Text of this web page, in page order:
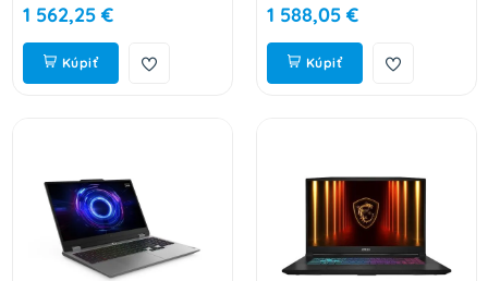
/ W11H / Black / 2R
9S7-15QL42-080
1 562,25 €
Kúpiť
2R 83JE01C5CK
1 588,05 €
Kúpiť